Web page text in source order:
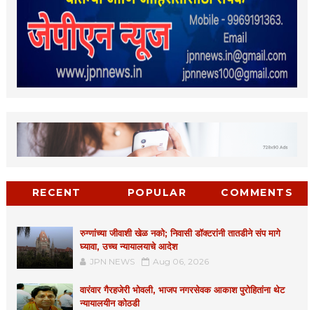
RECENT POPULAR COMMENTS
रुग्णांच्या जीवाशी खेळ नको; निवासी डॉक्टरांनी तातडीने संप मागे
घ्यावा, उच्च न्यायालयाचे आदेश
JPN NEWS Aug 06, 2026
वारंवार गैरहजेरी भोवली, भाजप नगरसेवक आकाश पुरोहितांना थेट
न्यायालयीन कोठडी